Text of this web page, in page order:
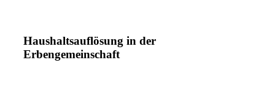
Haushaltsauflösung in der
Erbengemeinschaft